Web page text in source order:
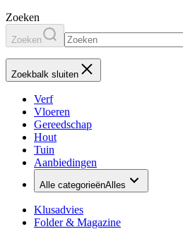
Zoeken
Zoeken
Zoekbalk sluiten
Verf
Vloeren
Gereedschap
Hout
Tuin
Aanbiedingen
Alle categorieënAlles
Klusadvies
Folder & Magazine